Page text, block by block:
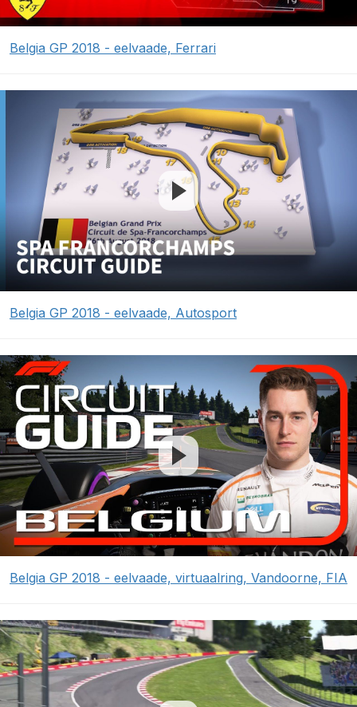
Belgia GP 2018 - eelvaade, Ferrari
Belgia GP 2018 - eelvaade, Autosport
Belgia GP 2018 - eelvaade, virtuaalring, Vandoorne, FIA